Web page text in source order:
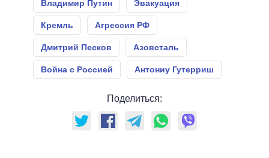
Владимир Путин Эвакуация
Кремль Агрессия РФ
Дмитрий Песков Азовсталь
Война с Россией Антониу Гутерриш
Поделиться: